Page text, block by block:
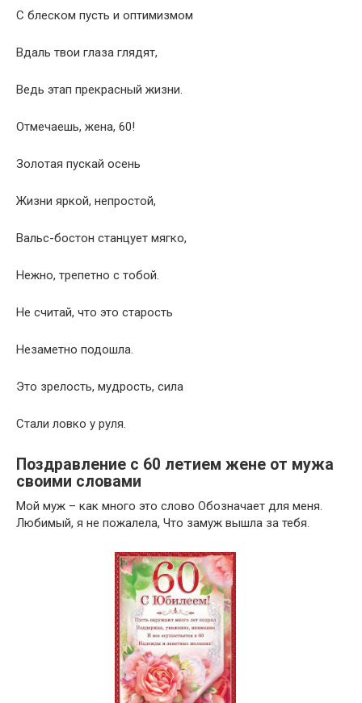
С блеском пусть и оптимизмом
Вдаль твои глаза глядят,
Ведь этап прекрасный жизни.
Отмечаешь, жена, 60!
Золотая пускай осень
Жизни яркой, непростой,
Вальс-бостон станцует мягко,
Нежно, трепетно с тобой.
Не считай, что это старость
Незаметно подошла.
Это зрелость, мудрость, сила
Стали ловко у руля.
Поздравление с 60 летием жене от мужа
своими словами
Мой муж – как много это слово Обозначает для меня.
Любимый, я не пожалела, Что замуж вышла за тебя.